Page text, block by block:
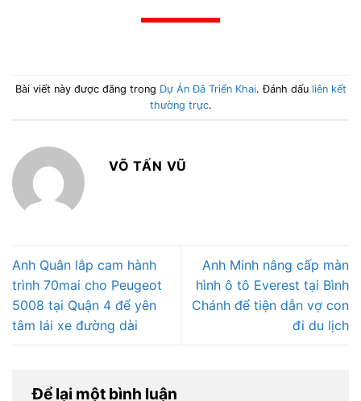
Bài viết này được đăng trong Dự Án Đã Triển Khai. Đánh dấu liên kết
thường trực.
VÕ TẤN VŨ
Anh Quân lắp cam hành
trình 70mai cho Peugeot
5008 tại Quận 4 để yên
tâm lái xe đường dài
Anh Minh nâng cấp màn
hình ô tô Everest tại Bình
Chánh để tiện dẫn vợ con
đi du lịch
Để lại một bình luận